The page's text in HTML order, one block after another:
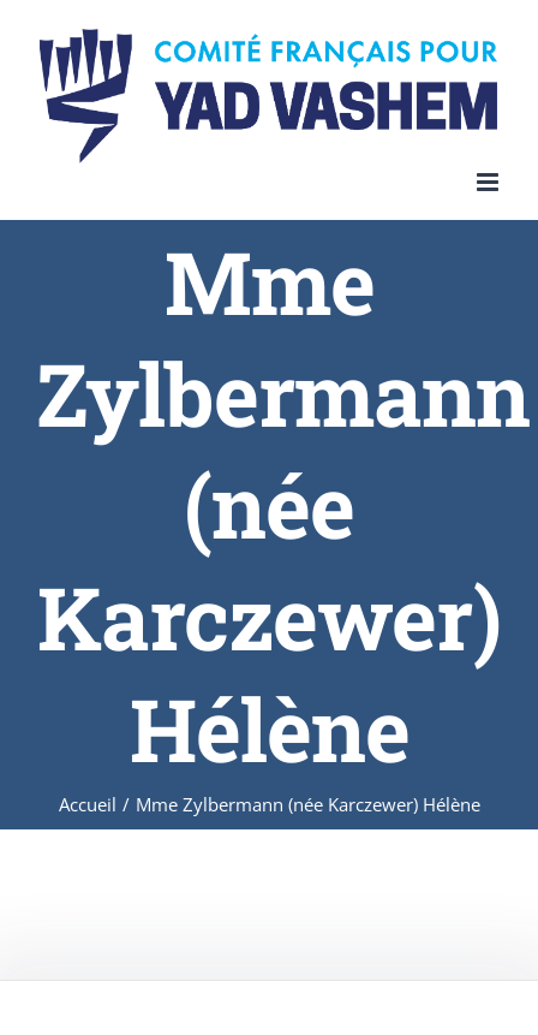
content
Mme
Zylbermann
(née
Karczewer)
Hélène
Accueil / Mme Zylbermann (née Karczewer) Hélène